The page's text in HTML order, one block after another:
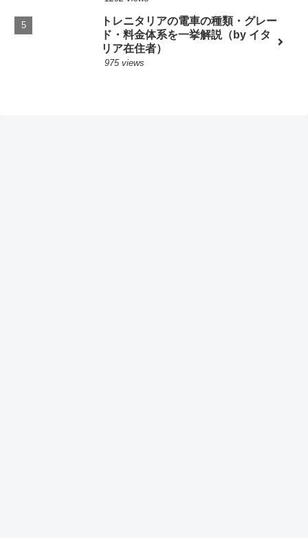
トレニタリアの電車の種類・グレー
ド・料金体系を一挙解説（by イタ
リア在住者）
975 views